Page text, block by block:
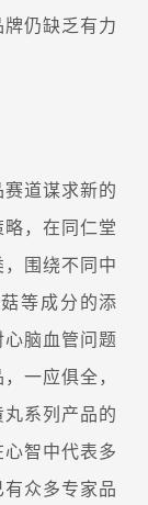
仍缺乏有力
道谋求新的
，在同仁堂
围绕不同中
等成分的添
脑血管问题
一应俱全，
系列产品的
智中代表多
众多专家品